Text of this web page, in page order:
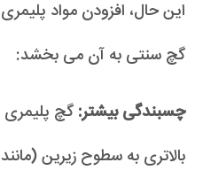
این حال، افزودن مواد
گچ سنتی به آن می بخشد:
چسبندگی بیشتر: گچ
بالاتری به سطوح زیرین